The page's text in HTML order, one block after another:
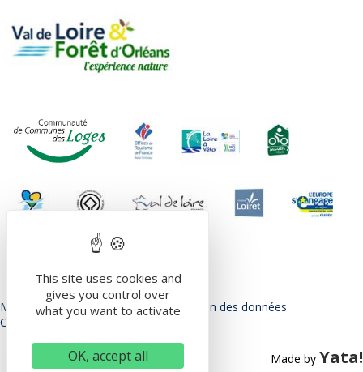
Mentions légales
Politique de protection des données
Conditions Générales d’utilisation
Made by Yata!
This site uses cookies and
gives you control over
what you want to activate
OK, accept all